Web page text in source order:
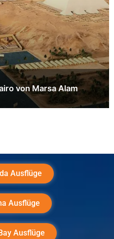
von Marsa Alam
Ausflüge
Ausflüge
Ausflüge